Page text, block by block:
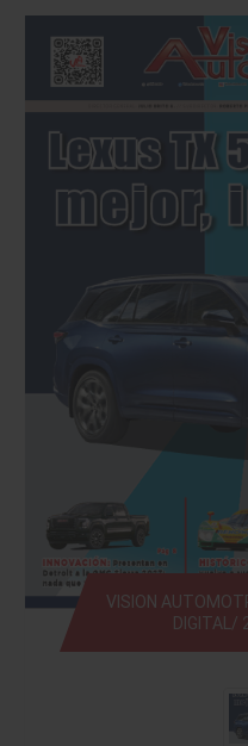
VISION
DIGITAL/